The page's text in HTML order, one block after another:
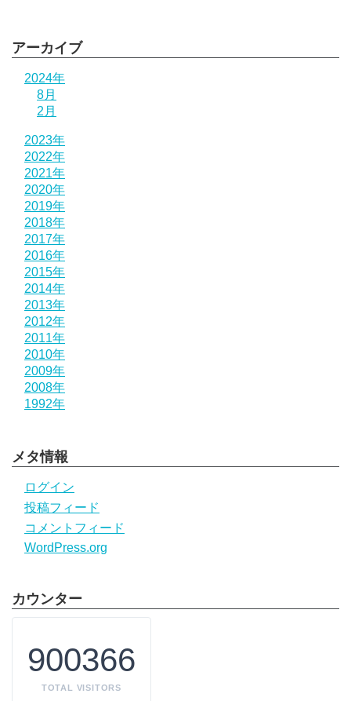
アーカイブ
2024年
8月
2月
2023年
2022年
2021年
2020年
2019年
2018年
2017年
2016年
2015年
2014年
2013年
2012年
2011年
2010年
2009年
2008年
1992年
メタ情報
ログイン
投稿フィード
コメントフィード
WordPress.org
カウンター
900366
TOTAL VISITORS